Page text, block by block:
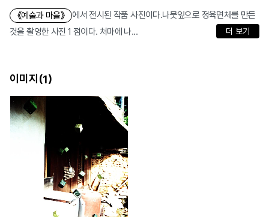
《예술과 마을》
에서 전시된 작품 사진이다.나뭇잎으로 정육면체를 만든
것을 촬영한 사진 1 점이다. 처마에 나...
더 보기
이미지(1)